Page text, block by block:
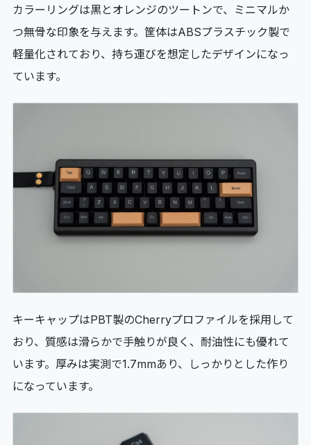
カラーリングは黒とオレンジのツートンで、ミニマルか
つ無骨な印象を与えます。筐体はABSプラスチック製で
軽量化されており、持ち運びを想定したデザインになっ
ています。
キーキャップはPBT製のCherryプロファイルを採用して
おり、質感は滑らかで手触りが良く、耐油性にも優れて
います。厚みは実測で1.7mmあり、しっかりとした作り
になっています。